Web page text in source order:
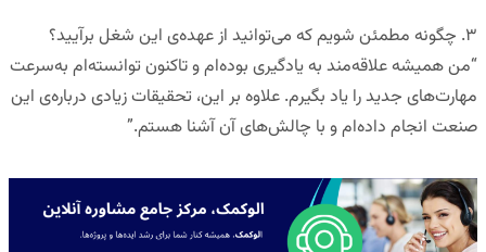
۳. چگونه مطمئن شویم که می‌توانید از عهده‌ی این شغل برآیید؟
“من همیشه علاقه‌مند به یادگیری بوده‌ام و تاکنون توانسته‌ام به‌سرعت
مهارت‌های جدید را یاد بگیرم. علاوه بر این، تحقیقات زیادی درباره‌ی این
صنعت انجام داده‌ام و با چالش‌های آن آشنا هستم.”